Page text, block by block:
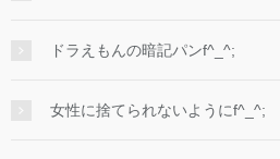
ドラえもんの暗記パンf^_^;
女性に捨てられないようにf^_^;